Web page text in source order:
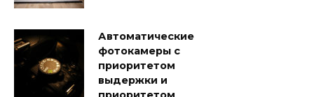
Автоматические
фотокамеры с
приоритетом
выдержки и